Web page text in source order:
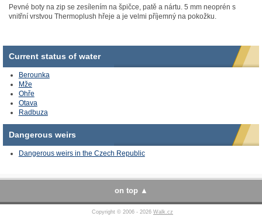
Pevné boty na zip se zesílením na špičce, patě a nártu. 5 mm neoprén s
vnitřní vrstvou Thermoplush hřeje a je velmi příjemný na pokožku.
Current status of water
Berounka
Mže
Ohře
Otava
Radbuza
Dangerous weirs
Dangerous weirs in the Czech Republic
on top
Copyright © 2006 - 2026 Walk.cz